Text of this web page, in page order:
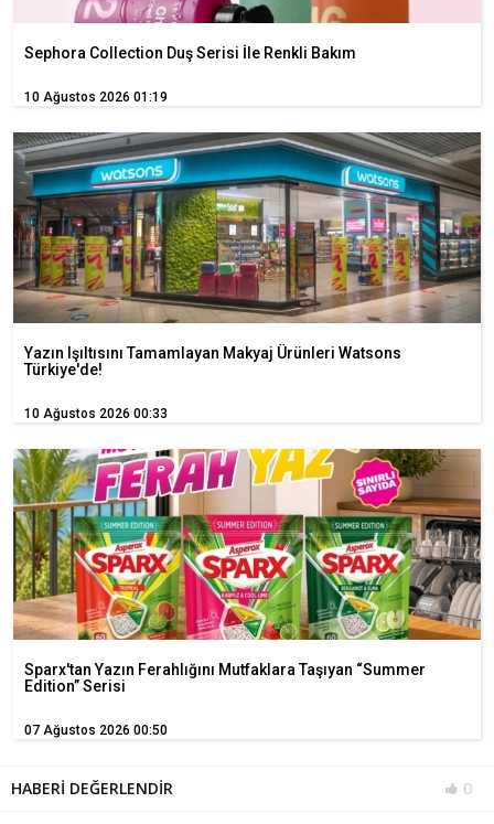
Sephora Collection Duş Serisi İle Renkli Bakım
10 Ağustos 2026 01:19
Yazın Işıltısını Tamamlayan Makyaj Ürünleri Watsons
Türkiye'de!
10 Ağustos 2026 00:33
Sparx'tan Yazın Ferahlığını Mutfaklara Taşıyan “Summer
Edition” Serisi
07 Ağustos 2026 00:50
HABERİ DEĞERLENDİR 0